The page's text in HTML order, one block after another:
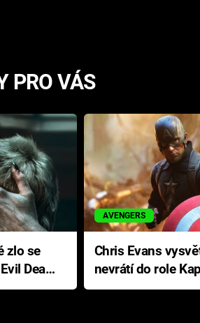
PRO VÁS
Dead
AVENGERS
Chris Evans
nevrátí do role
Ameriky